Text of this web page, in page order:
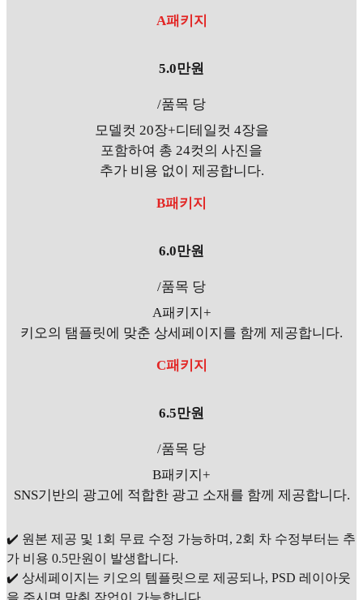
A패키지
5.0만원
/품목 당
모델컷 20장+디테일컷 4장을
포함하여 총 24컷의 사진을
추가 비용 없이 제공합니다.
B패키지
6.0만원
/품목 당
A패키지+
키오의 탬플릿에 맞춘 상세페이지를 함께 제공합니다.
C패키지
6.5만원
/품목 당
B패키지+
SNS기반의 광고에 적합한 광고 소재를 함께 제공합니다.
✔️ 원본 제공 및 1회 무료 수정 가능하며, 2회 차 수정부터는 추
가 비용 0.5만원이 발생합니다.
✔️ 상세페이지는 키오의 템플릿으로 제공되나, PSD 레이아웃
을 주시면 맞춰 작업이 가능합니다.